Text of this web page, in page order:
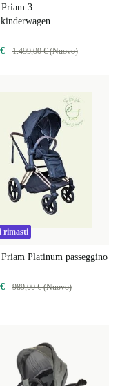
3
1.499,00 € (Nuovo)
rimasti
Platinum passeggino
989,00 € (Nuovo)